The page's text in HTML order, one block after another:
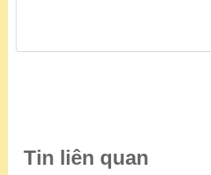
Tin liên quan